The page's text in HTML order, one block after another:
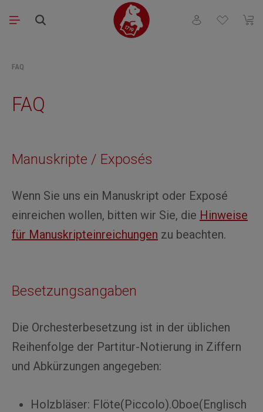
Skip to main content
You have 0
FAQ
FAQ
Manuskripte / Exposés
Wenn Sie uns ein Manuskript oder Exposé
einreichen wollen, bitten wir Sie, die Hinweise
für Manuskripteinreichungen zu beachten.
Besetzungsangaben
Die Orchesterbesetzung ist in der üblichen
Reihenfolge der Partitur-Notierung in Ziffern
und Abkürzungen angegeben:
Holzbläser: Flöte(Piccolo).Oboe(Englisch